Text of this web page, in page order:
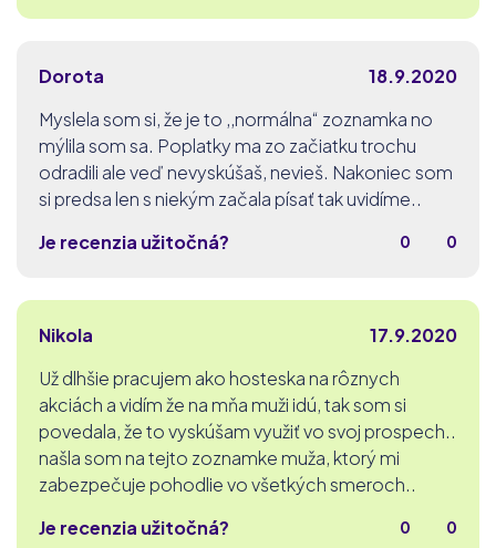
Dorota
18.9.2020
Myslela som si, že je to ,,normálna“ zoznamka no
mýlila som sa. Poplatky ma zo začiatku trochu
odradili ale veď nevyskúšaš, nevieš. Nakoniec som
si predsa len s niekým začala písať tak uvidíme..
Je recenzia užitočná?
0 0
Nikola
17.9.2020
Už dlhšie pracujem ako hosteska na rôznych
akciách a vidím že na mňa muži idú, tak som si
povedala, že to vyskúšam využiť vo svoj prospech..
našla som na tejto zoznamke muža, ktorý mi
zabezpečuje pohodlie vo všetkých smeroch..
Je recenzia užitočná?
0 0